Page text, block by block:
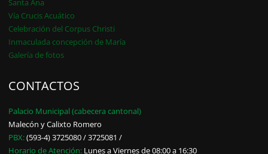
Santa Ana
Vía Crucis Acuático
Celebración del Corpus Christi
Inmaculada concepción de María
Galería de fotos
CONTACTOS
Palacio Municipal (cabecera cantonal)
Malecón y Calixto Romero
PBX:(593-4) 3725080 / 3725081 /
Horario de Atención: Lunes a Viernes de 08:00 a 16:30